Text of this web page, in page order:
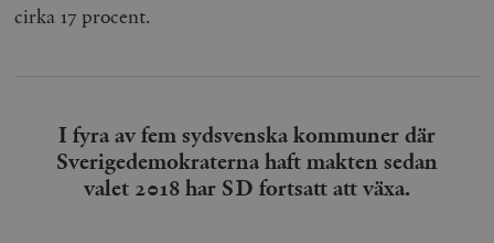
cirka 17 procent.
I fyra av fem sydsvenska kommuner där
Sverigedemokraterna haft makten sedan
valet 2018 har SD fortsatt att växa.